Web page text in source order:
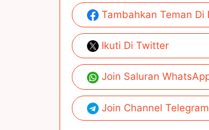
Tambahkan Teman Di
Ikuti Di Twitter
Join Saluran
Join Channel Telegram